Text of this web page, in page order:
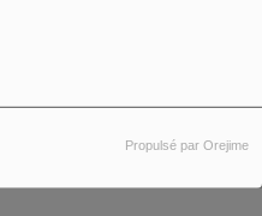
Propulsé par Orejime